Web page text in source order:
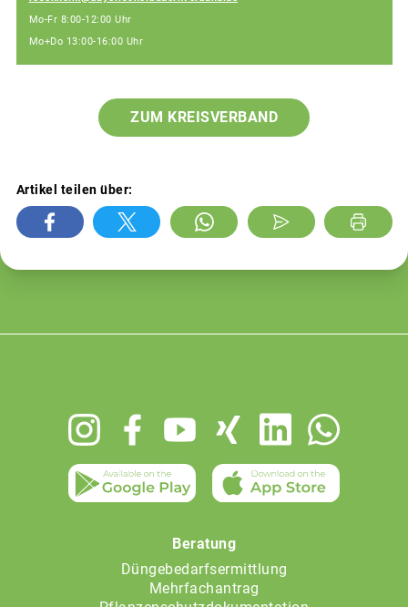
Mo-Fr 8:00-12:00 Uhr
Mo+Do 13:00-16:00 Uhr
ZUM KREISVERBAND
Artikel teilen über:
Beratung
Düngebedarfsermittlung
Mehrfachantrag